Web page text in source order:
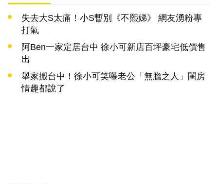
失去大S太痛！小S暫別《不熙娣》 網友湧粉專
打氣
阿Ben一家定居台中 徐小可新店百坪豪宅低價售
出
舉家搬台中！徐小可笑曝老公「無膽之人」閨房
情趣都說了